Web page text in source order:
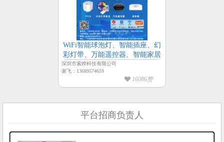
WiFi智能球泡灯、智能插座、幻
彩灯带、万能遥控器、智能家居
深圳市索烨科技有限公司
谢飞：13689574659
16086赞
平台招商负责人